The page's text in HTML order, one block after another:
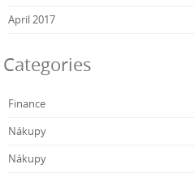
April 2017
Categories
Finance
Nákupy
Nákupy